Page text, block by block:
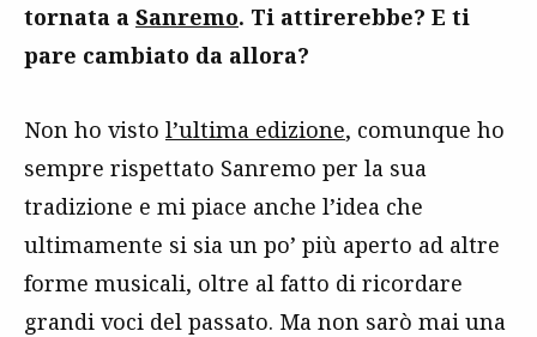
tornata a Sanremo. Ti attirerebbe? E ti
pare cambiato da allora?
Non ho visto l’ultima edizione, comunque ho
sempre rispettato Sanremo per la sua
tradizione e mi piace anche l’idea che
ultimamente si sia un po’ più aperto ad altre
forme musicali, oltre al fatto di ricordare
grandi voci del passato. Ma non sarò mai una